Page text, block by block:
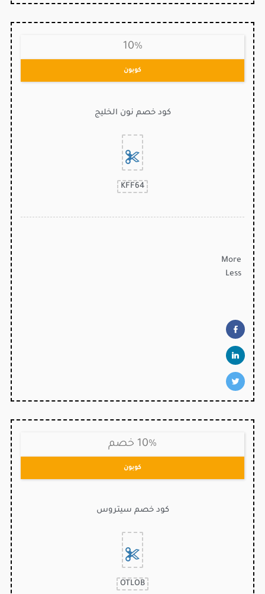
10%
كوبون
كود خصم نون الخليج
KFF64
More
Less
10% خصم
كوبون
كود خصم سيتروس
OTLOB